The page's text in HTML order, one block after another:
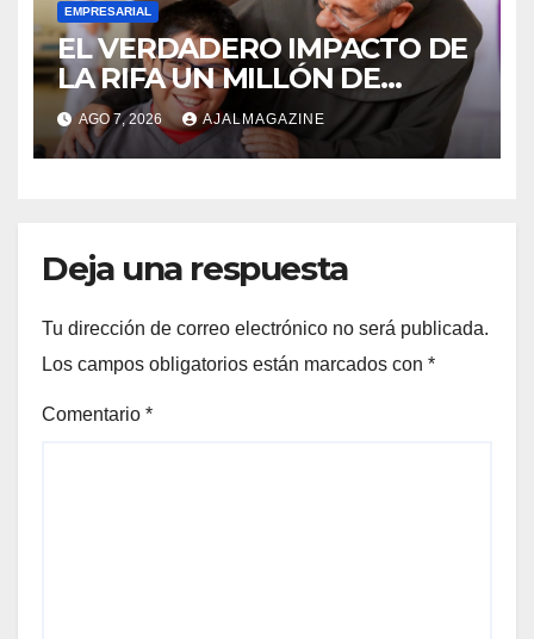
EMPRESARIAL
EL VERDADERO IMPACTO DE
LA RIFA UN MILLÓN DE
AMIGOS HOY POR TI,
MAÑANA POR MÍ
AGO 7, 2026 AJALMAGAZINE
Deja una respuesta
Tu dirección de correo electrónico no será publicada.
Los campos obligatorios están marcados con *
Comentario *